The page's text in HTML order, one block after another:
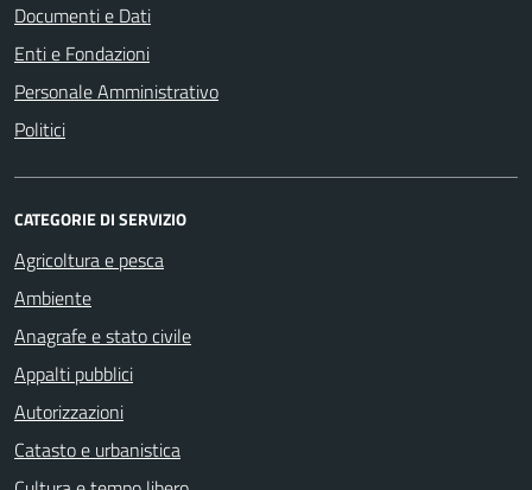
Documenti e Dati
Enti e Fondazioni
Personale Amministrativo
Politici
CATEGORIE DI SERVIZIO
Agricoltura e pesca
Ambiente
Anagrafe e stato civile
Appalti pubblici
Autorizzazioni
Catasto e urbanistica